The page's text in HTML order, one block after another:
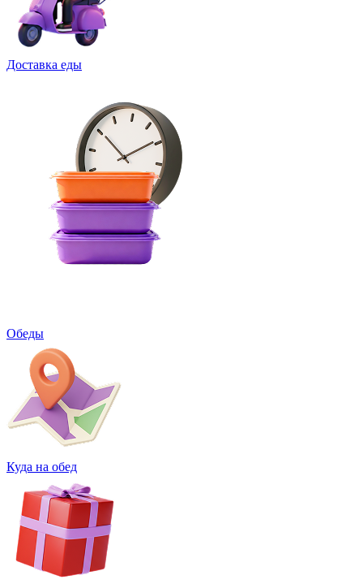
Доставка еды
Обеды
Куда на обед